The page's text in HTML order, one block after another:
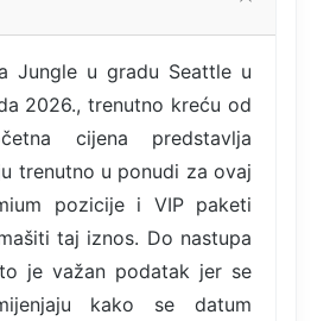
Jungle u gradu Seattle u
2026., trenutno kreću od
cijena predstavlja
trenutno u ponudi za ovaj
pozicije i VIP paketi
taj iznos. Do nastupa
je važan podatak jer se
kako se datum